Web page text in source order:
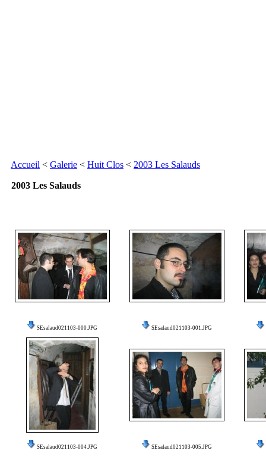
Accueil < Galerie < Huit Clos < 2003 Les Salauds
2003 Les Salauds
SEsalaud021103-000.JPG SEsalaud021103-001.JPG
SEsalaud021103-004.JPG SEsalaud021103-005.JPG